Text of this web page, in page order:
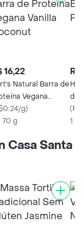
16,22
Natural Barra de
Vegana
Coconut
g)
70 g
R$
de
(
1 X
Casa Santa